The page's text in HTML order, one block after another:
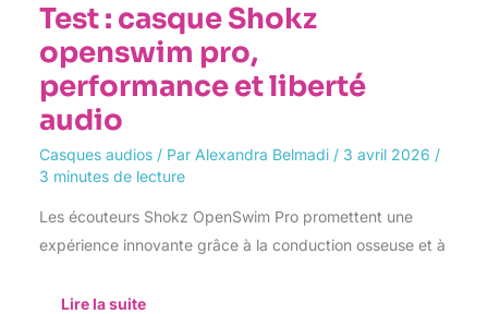
Test : casque Shokz
openswim pro,
performance et liberté
audio
Casques audios/ Par Alexandra Belmadi / 3 avril 2026 /
3 minutes de lecture
Les écouteurs Shokz OpenSwim Pro promettent une
expérience innovante grâce à la conduction osseuse et à
Lire la suite